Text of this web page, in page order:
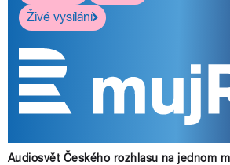
Živé vysílání
Audiosvět Českého rozhlasu na jednom